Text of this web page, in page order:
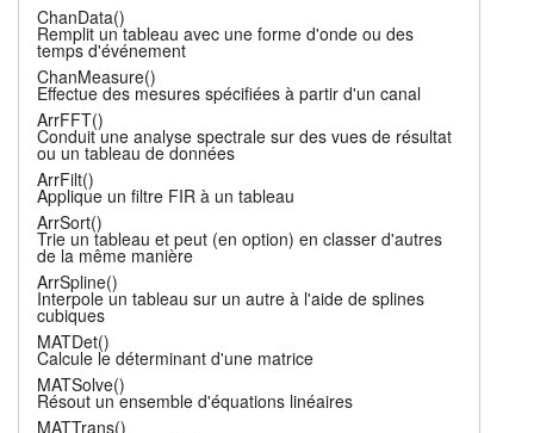
ChanData()
Remplit un tableau avec une forme d'onde ou des
temps d'événement
ChanMeasure()
Effectue des mesures spécifiées à partir d'un canal
ArrFFT()
Conduit une analyse spectrale sur des vues de résultat
ou un tableau de données
ArrFilt()
Applique un filtre FIR à un tableau
ArrSort()
Trie un tableau et peut (en option) en classer d'autres
de la même manière
ArrSpline()
Interpole un tableau sur un autre à l'aide de splines
cubiques
MATDet()
Calcule le déterminant d'une matrice
MATSolve()
Résout un ensemble d'équations linéaires
MATTrans()